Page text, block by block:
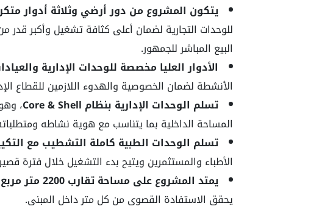
يتكون المشروع من دور أرضي وثلاثة أدوار
للوحدات التجارية لضمان أعلى كثافة تشغيل وأكبر
البيع المباشر للجمهور.
الأدوار العليا مخصصة للوحدات الإدارية
الأنشطة لضمان الخصوصية والهدوء اللازمين للقطاع
تسلم الوحدات الإدارية بنظام Core & Shell
،
المساحة الداخلية بما يتناسب مع هوية نشاطه
تسلم الوحدات الطبية كاملة التشطيب مع
الأطباء والمستثمرين ويتيح بدء التشغيل خلال فترة
يمتد المشروع على مساحة تقارب 2200 متر مربع
يحقق الاستفادة القصوى من كل متر داخل المبنى.